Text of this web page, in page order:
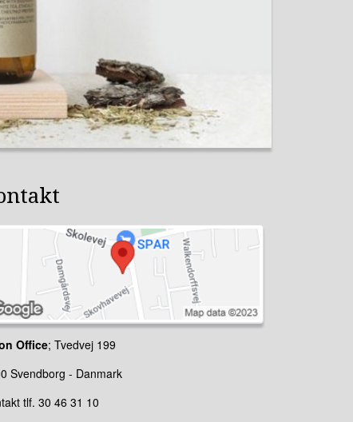
Office; Tvedvej 199
Svendborg - Danmark
tlf. 30 46 31 10